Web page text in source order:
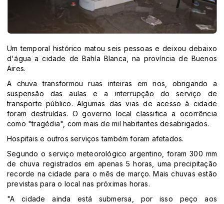
Um temporal histórico matou seis pessoas e deixou debaixo
d'água a cidade de Bahía Blanca, na província de Buenos
Aires.
A chuva transformou ruas inteiras em rios, obrigando a
suspensão das aulas e a interrupção do serviço de
transporte público. Algumas das vias de acesso à cidade
foram destruídas. O governo local classifica a ocorrência
como "tragédia", com mais de mil habitantes desabrigados.
Hospitais e outros serviços também foram afetados.
Segundo o serviço meteorológico argentino, foram 300 mm
de chuva registrados em apenas 5 horas, uma precipitação
recorde na cidade para o mês de março. Mais chuvas estão
previstas para o local nas próximas horas.
"A cidade ainda está submersa, por isso peço aos